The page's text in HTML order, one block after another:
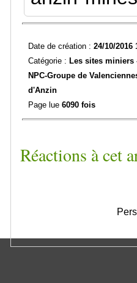
Date de création : 24/10/2016
Catégorie : Les sites miniers
NPC-Groupe de
d'Anzin
Page lue 6090 fois
Réactions à cet